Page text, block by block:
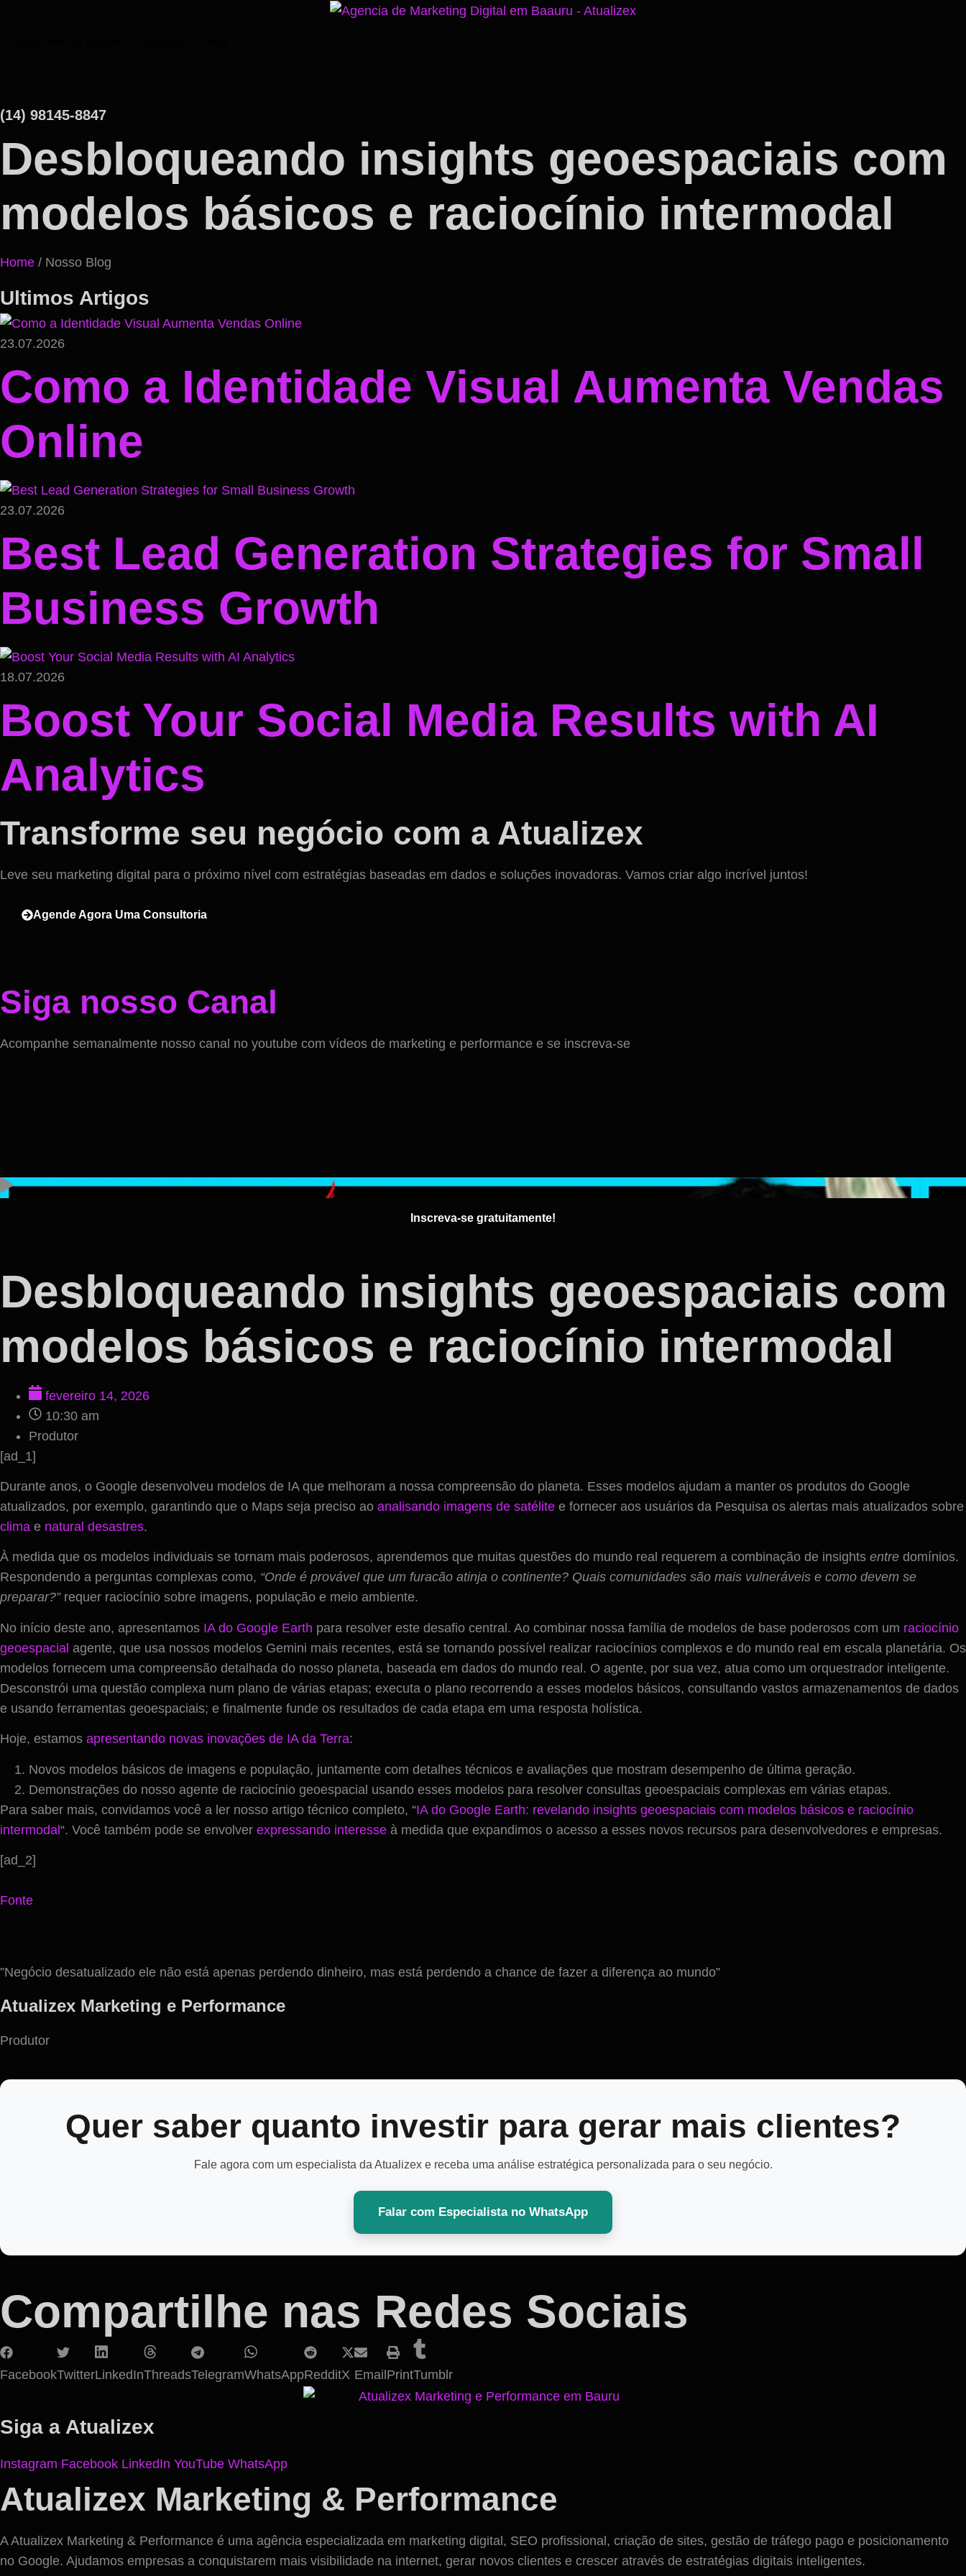
(14) 98145-8847
Desbloqueando insights geoespaciais com
modelos básicos e raciocínio intermodal
Home / Nosso Blog
Ultimos Artigos
23.07.2026
Como a Identidade Visual Aumenta Vendas
Online
23.07.2026
Best Lead Generation Strategies for Small
Business Growth
18.07.2026
Boost Your Social Media Results with AI
Analytics
Transforme seu negócio com a Atualizex
Leve seu marketing digital para o próximo nível com estratégias baseadas em dados e soluções inovadoras. Vamos criar algo incrível juntos!
Agende Agora Uma Consultoria
Siga nosso Canal
Acompanhe semanalmente nosso canal no youtube com vídeos de marketing e performance e se inscreva-se
Inscreva-se gratuitamente!
Desbloqueando insights geoespaciais com
modelos básicos e raciocínio intermodal
fevereiro 14, 2026
10:30 am
Produtor
[ad_1]
Durante anos, o Google desenvolveu modelos de IA que melhoram a nossa compreensão do planeta. Esses modelos ajudam a manter os produtos do Google
atualizados, por exemplo, garantindo que o Maps seja preciso ao analisando imagens de satélite e fornecer aos usuários da Pesquisa os alertas mais atualizados sobre
clima e natural desastres.
À medida que os modelos individuais se tornam mais poderosos, aprendemos que muitas questões do mundo real requerem a combinação de insights entre domínios.
Respondendo a perguntas complexas como, “Onde é provável que um furacão atinja o continente? Quais comunidades são mais vulneráveis ​​e como devem se
preparar?”requer raciocínio sobre imagens, população e meio ambiente.
No início deste ano, apresentamos IA do Google Earth para resolver este desafio central. Ao combinar nossa família de modelos de base poderosos com um raciocínio
geoespacial agente, que usa nossos modelos Gemini mais recentes, está se tornando possível realizar raciocínios complexos e do mundo real em escala planetária. Os
modelos fornecem uma compreensão detalhada do nosso planeta, baseada em dados do mundo real. O agente, por sua vez, atua como um orquestrador inteligente.
Desconstrói uma questão complexa num plano de várias etapas; executa o plano recorrendo a esses modelos básicos, consultando vastos armazenamentos de dados
e usando ferramentas geoespaciais; e finalmente funde os resultados de cada etapa em uma resposta holística.
Hoje, estamos apresentando novas inovações de IA da Terra:
Novos modelos básicos de imagens e população, juntamente com detalhes técnicos e avaliações que mostram desempenho de última geração.
Demonstrações do nosso agente de raciocínio geoespacial usando esses modelos para resolver consultas geoespaciais complexas em várias etapas.
Para saber mais, convidamos você a ler nosso artigo técnico completo, “IA do Google Earth: revelando insights geoespaciais com modelos básicos e raciocínio
intermodal“. Você também pode se envolver expressando interesse à medida que expandimos o acesso a esses novos recursos para desenvolvedores e empresas.
[ad_2]
Fonte
”Negócio desatualizado ele não está apenas perdendo dinheiro, mas está perdendo a chance de fazer a diferença ao mundo”
Atualizex Marketing e Performance
Produtor
Quer saber quanto investir para gerar mais clientes?
Fale agora com um especialista da Atualizex e receba uma análise estratégica personalizada para o seu negócio.
Falar com Especialista no WhatsApp
Compartilhe nas Redes Sociais
FacebookTwitterLinkedInThreadsTelegramWhatsAppRedditX Email PrintTumblr
Siga a Atualizex
Instagram Facebook LinkedIn YouTube WhatsApp
Atualizex Marketing & Performance
A Atualizex Marketing & Performance é uma agência especializada em marketing digital, SEO profissional, criação de sites, gestão de tráfego pago e posicionamento
no Google. Ajudamos empresas a conquistarem mais visibilidade na internet, gerar novos clientes e crescer através de estratégias digitais inteligentes.